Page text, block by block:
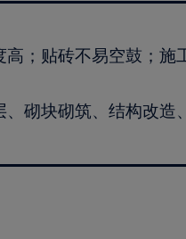
高；贴砖不易空鼓；施
、砌块砌筑、结构改造